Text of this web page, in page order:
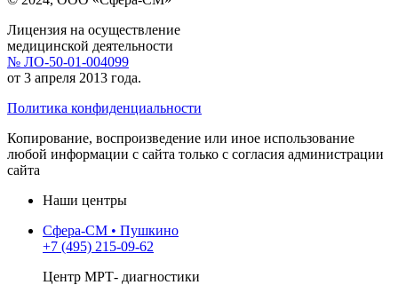
Лицензия на осуществление
медицинской деятельности
№ ЛО-50-01-004099
от 3 апреля 2013 года.
Политика конфиденциальности
Копирование, воспроизведение или иное использование
любой информации с сайта только с согласия администрации
сайта
Наши центры
Сфера-СМ • Пушкино
+7 (495) 215-09-62
Центр МРТ- диагностики